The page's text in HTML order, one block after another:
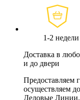
1-2 недели
Доставка в
и до двери
Предоставляем
осуществляем
Деловые